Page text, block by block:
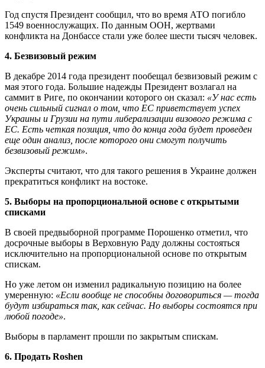
Год спустя Президент сообщил, что во время АТО погибло
1549 военнослужащих. По данным ООН, жертвами
конфликта на Донбассе стали уже более шести тысяч человек.
4. Безвизовый режим
В декабре 2014 года президент пообещал безвизовый режим с
мая этого года. Большие надежды Президент возлагал на
саммит в Риге, по окончании которого он сказал: «У нас есть
очень сильный сигнал о том, что ЕС приветствует успех
Украины и Грузии на пути либерализации визового режима с
ЕС. Есть четкая позиция, что до конца года будет проведен
еще один анализ, после которого они смогут получить
безвизовый режим».
Эксперты считают, что для такого решения в Украине должен
прекратиться конфликт на востоке.
5. Выборы на пропорциональной основе с открытыми
списками
В своей предвыборной программе Порошенко отметил, что
досрочные выборы в Верховную Раду должны состояться
исключительно на пропорциональной основе по открытым
спискам.
Но уже летом он изменил радикальную позицию на более
умеренную: «Если вообще не способны договориться — тогда
будут избираться так, как сейчас. Но выборы состоятся при
любой погоде».
Выборы в парламент прошли по закрытым спискам.
6. Продать Roshen